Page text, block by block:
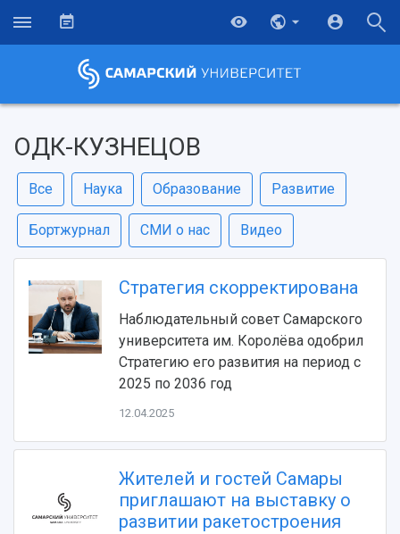
ОДК-КУЗНЕЦОВ
Все Наука Образование Развитие
Бортжурнал СМИ о нас Видео
Стратегия скорректирована
Наблюдательный совет Самарского
университета им. Королёва одобрил
Стратегию его развития на период с
2025 по 2036 год
12.04.2025
Жителей и гостей Самары
приглашают на выставку о
развитии ракетостроения